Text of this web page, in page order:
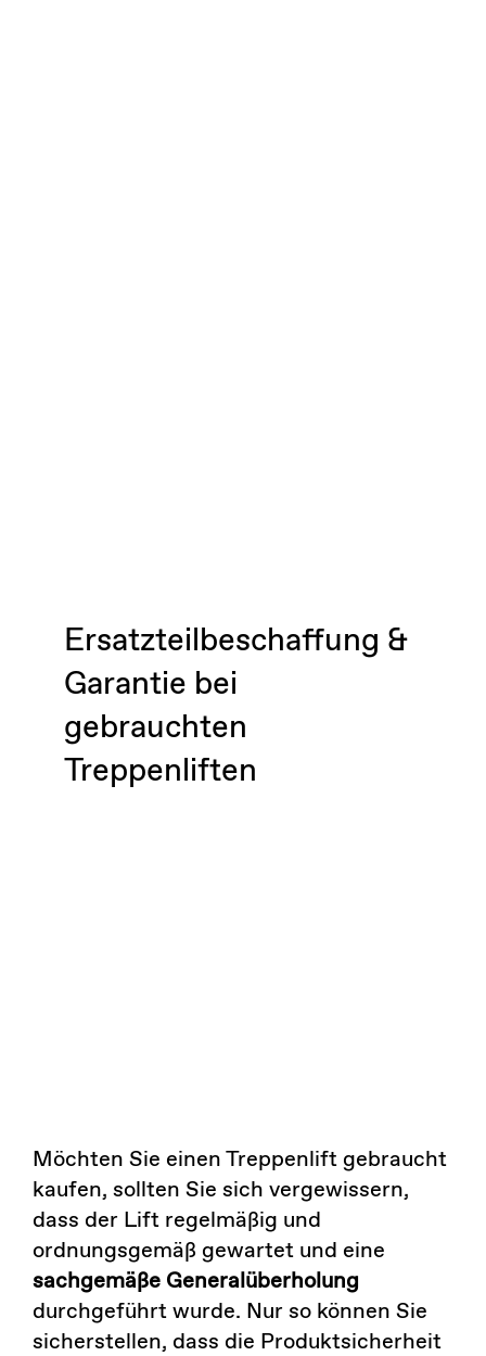
Ersatzteilbeschaffung &
Garantie bei
gebrauchten
Treppenliften
Möchten Sie einen Treppenlift gebraucht
kaufen, sollten Sie sich vergewissern,
dass der Lift regelmäßig und
ordnungsgemäß gewartet und eine
sachgemäße Generalüberholung
durchgeführt wurde. Nur so können Sie
sicherstellen, dass die Produktsicherheit